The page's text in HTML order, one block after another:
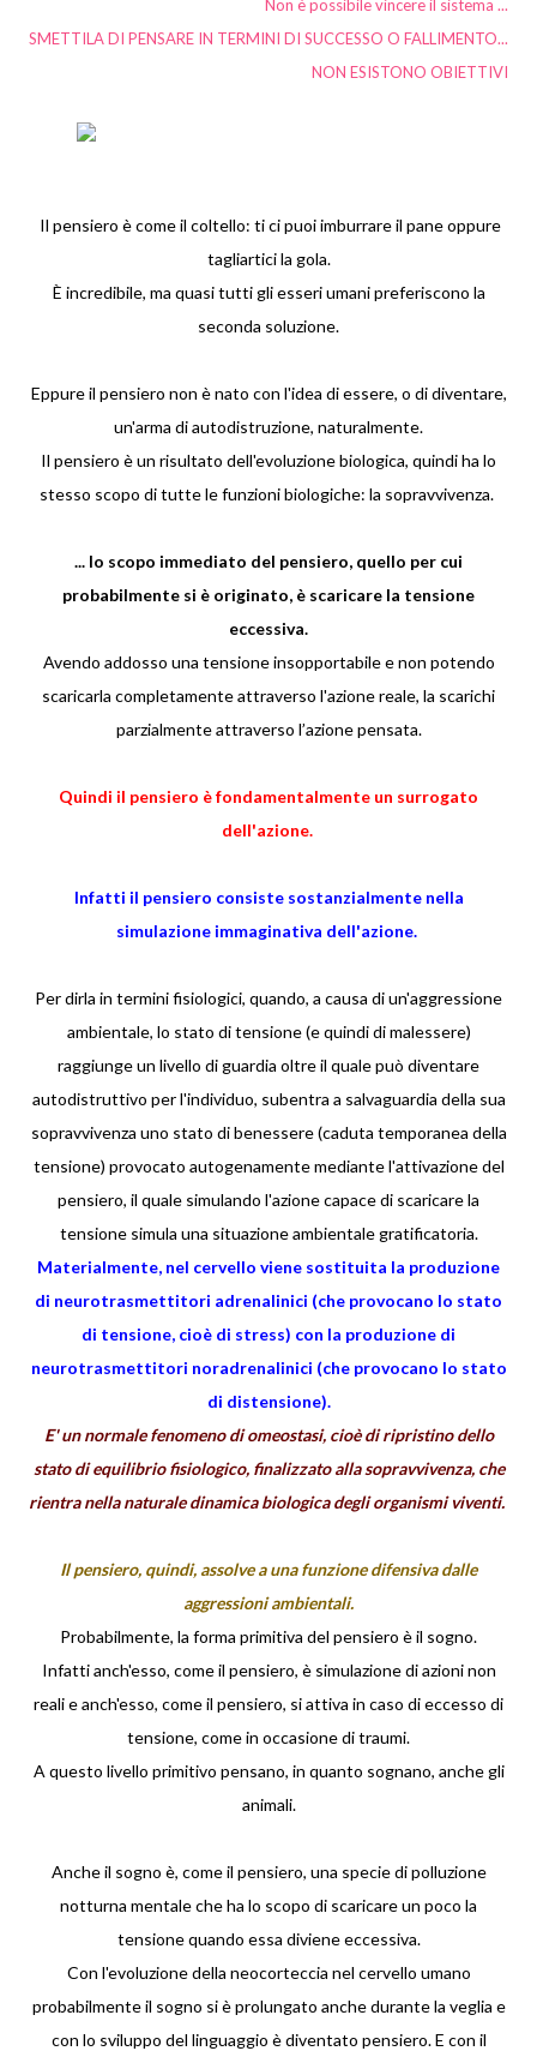
Non è possibile vincere il sistema ...
SMETTILA DI PENSARE IN TERMINI DI SUCCESSO O FALLIMENTO...
NON ESISTONO OBIETTIVI
Il pensiero è come il coltello: ti ci puoi imburrare il pane oppure
tagliartici la gola.
È incredibile, ma quasi tutti gli esseri umani preferiscono la
seconda soluzione.
Eppure il pensiero non è nato con l'idea di essere, o di diventare,
un'arma di autodistruzione, naturalmente.
Il pensiero è un risultato dell'evoluzione biologica, quindi ha lo
stesso scopo di tutte le funzioni biologiche: la sopravvivenza.
... lo scopo immediato del pensiero, quello per cui
probabilmente si è originato, è scaricare la tensione
eccessiva.
Avendo addosso una tensione insopportabile e non potendo
scaricarla completamente attraverso l'azione reale, la scarichi
parzialmente attraverso l’azione pensata.
Quindi il pensiero è fondamentalmente un surrogato
dell'azione.
Infatti il pensiero consiste sostanzialmente nella
simulazione immaginativa dell'azione.
Per dirla in termini fisiologici, quando, a causa di un'aggressione
ambientale, lo stato di tensione (e quindi di malessere)
raggiunge un livello di guardia oltre il quale può diventare
autodistruttivo per l'individuo, subentra a salvaguardia della sua
sopravvivenza uno stato di benessere (caduta temporanea della
tensione) provocato autogenamente mediante l'attivazione del
pensiero, il quale simulando l'azione capace di scaricare la
tensione simula una situazione ambientale gratificatoria.
Materialmente, nel cervello viene sostituita la produzione
di neurotrasmettitori adrenalinici (che provocano lo stato
di tensione, cioè di stress) con la produzione di
neurotrasmettitori noradrenalinici (che provocano lo stato
di distensione).
E' un normale fenomeno di omeostasi, cioè di ripristino dello
stato di equilibrio fisiologico, finalizzato alla sopravvivenza, che
rientra nella naturale dinamica biologica degli organismi viventi.
Il pensiero, quindi, assolve a una funzione difensiva dalle
aggressioni ambientali.
Probabilmente, la forma primitiva del pensiero è il sogno.
Infatti anch'esso, come il pensiero, è simulazione di azioni non
reali e anch'esso, come il pensiero, si attiva in caso di eccesso di
tensione, come in occasione di traumi.
A questo livello primitivo pensano, in quanto sognano, anche gli
animali.
Anche il sogno è, come il pensiero, una specie di polluzione
notturna mentale che ha lo scopo di scaricare un poco la
tensione quando essa diviene eccessiva.
Con l'evoluzione della neocorteccia nel cervello umano
probabilmente il sogno si è prolungato anche durante la veglia e
con lo sviluppo del linguaggio è diventato pensiero. E con il